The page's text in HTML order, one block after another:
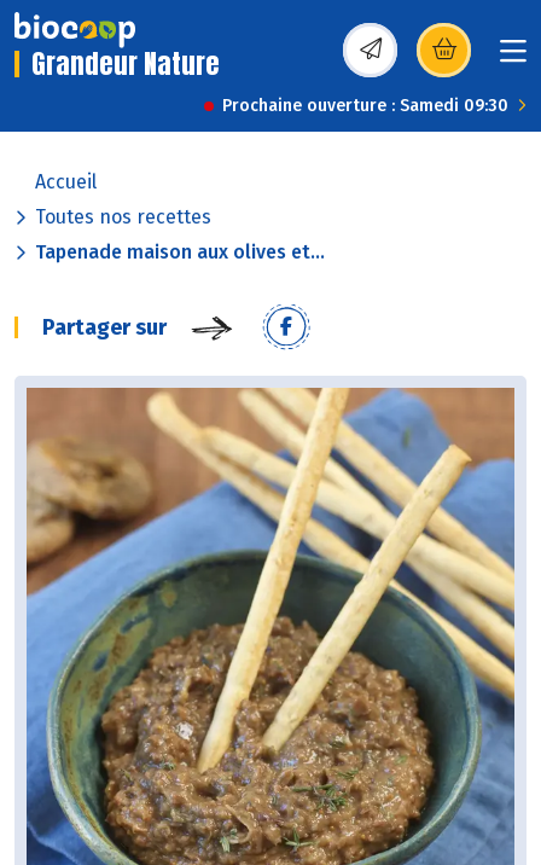
Grandeur Nature (s’ouvre dans une
Prochaine ouverture : Samedi 09:30
Accueil
Toutes nos recettes
Tapenade maison aux olives et...
Partager sur